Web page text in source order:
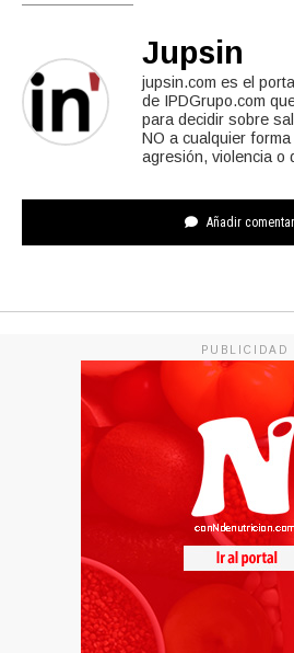
Jupsin
jupsin.com es el
de IPDGrupo.com
para decidir sobre
NO a cualquier
agresión, violencia o
Añadir
PUBLICIDAD